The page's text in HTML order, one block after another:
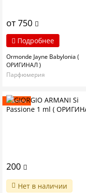
от 750
Подробнее
Ormonde Jayne Babylonia (
ОРИГИНАЛ )
Парфюмерия
Новинка
200
Нет в наличии